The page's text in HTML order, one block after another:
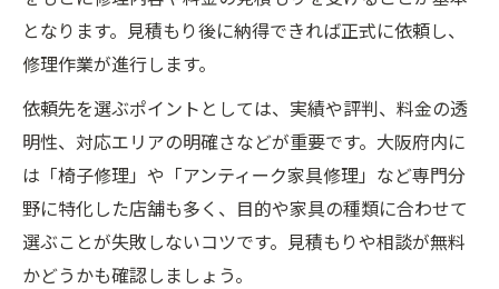
家具修理における大阪の店舗選びでよくあ
る疑問
理の特徴
家具修理の事前チェックポイントと大阪で
の相談先
自分で挑戦できる家具修理の方法と判断基準
家具修理を自分で行うか業者依頼かの見極
となります。見積もり後に納得できれば正式に依頼し、
修理作業が進行します。
依頼先を選ぶポイントとしては、実績や評判、料金の透
明性、対応エリアの明確さなどが重要です。大阪府内に
は「椅子修理」や「アンティーク家具修理」など専門分
野に特化した店舗も多く、目的や家具の種類に合わせて
選ぶことが失敗しないコツです。見積もりや相談が無料
かどうかも確認しましょう。